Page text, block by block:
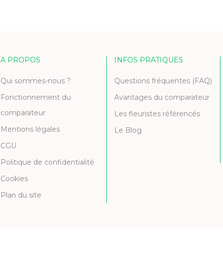
A PROPOS
Qui sommes-nous ?
Fonctionnement du
comparateur
Mentions légales
CGU
Politique de confidentialité
Cookies
Plan du site
INFOS PRATIQUES
Questions fréquentes (FAQ)
Avantages du comparateur
Les fleuristes référencés
Le Blog